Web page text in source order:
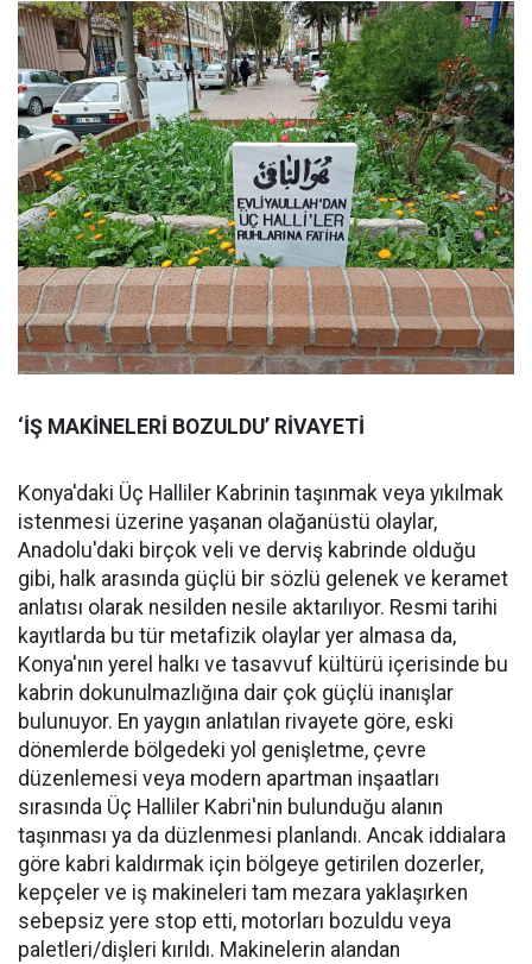
‘İŞ MAKİNELERİ BOZULDU’ RİVAYETİ
Konya'daki Üç Halliler Kabrinin taşınmak veya yıkılmak
istenmesi üzerine yaşanan olağanüstü olaylar,
Anadolu'daki birçok veli ve derviş kabrinde olduğu
gibi, halk arasında güçlü bir sözlü gelenek ve keramet
anlatısı olarak nesilden nesile aktarılıyor. Resmi tarihi
kayıtlarda bu tür metafizik olaylar yer almasa da,
Konya'nın yerel halkı ve tasavvuf kültürü içerisinde bu
kabrin dokunulmazlığına dair çok güçlü inanışlar
bulunuyor. En yaygın anlatılan rivayete göre, eski
dönemlerde bölgedeki yol genişletme, çevre
düzenlemesi veya modern apartman inşaatları
sırasında Üç Halliler Kabri'nin bulunduğu alanın
taşınması ya da düzlenmesi planlandı. Ancak iddialara
göre kabri kaldırmak için bölgeye getirilen dozerler,
kepçeler ve iş makineleri tam mezara yaklaşırken
sebepsiz yere stop etti, motorları bozuldu veya
paletleri/dişleri kırıldı. Makinelerin alandan